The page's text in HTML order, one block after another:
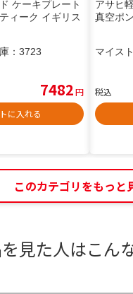
ケーキプレート
ィーク イギリス
： 3723
7482円
に入れる
アサヒ
真空ポ
マイス
税込
このカテゴリをもっと
見た人はこん